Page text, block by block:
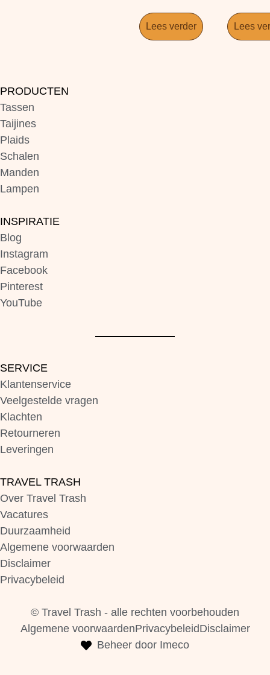
Lees verder Lees
PRODUCTEN
Tassen
Taijines
Plaids
Schalen
Manden
Lampen
INSPIRATIE
Blog
Instagram
Facebook
Pinterest
YouTube
SERVICE
Klantenservice
Veelgestelde vragen
Klachten
Retourneren
Leveringen
TRAVEL TRASH
Over Travel Trash
Vacatures
Duurzaamheid
Algemene voorwaarden
Disclaimer
Privacybeleid
© Travel Trash - alle rechten voorbehouden
Algemene voorwaardenPrivacybeleidDisclaimer
Beheer door Imeco